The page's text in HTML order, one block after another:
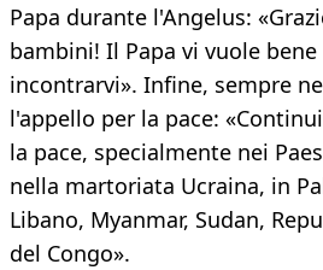
Papa durante l'Angelus:
bambini! Il Papa vi vuole
incontrarvi». Infine, sempre
l'appello per la pace:
la pace, specialmente nei
nella martoriata Ucraina, in
Libano, Myanmar, Sudan,
del Congo».